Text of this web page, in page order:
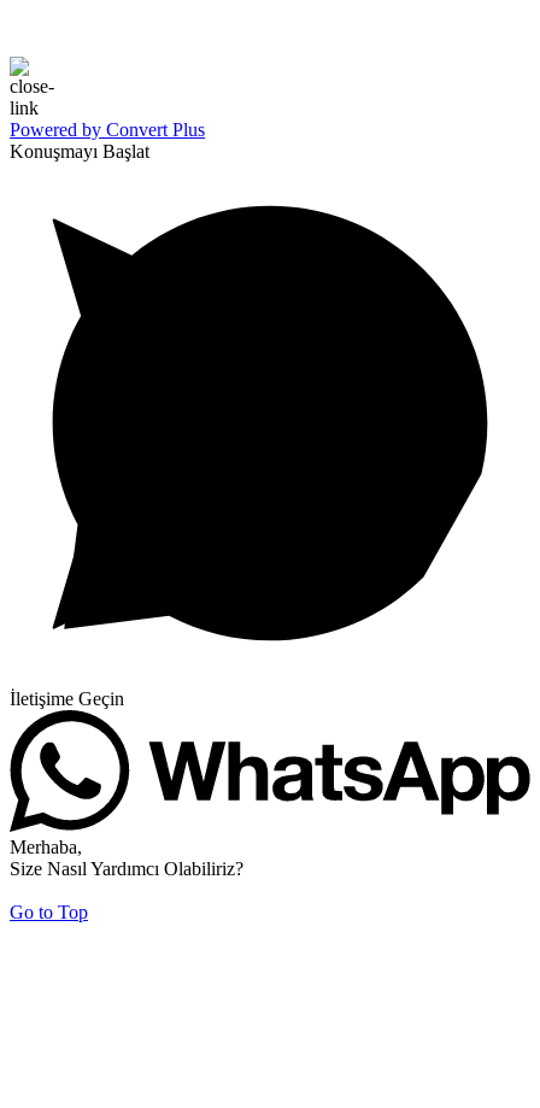
Powered by Convert Plus
Konuşmayı Başlat
İletişime Geçin
Merhaba,
Size Nasıl Yardımcı Olabiliriz?
Go to Top